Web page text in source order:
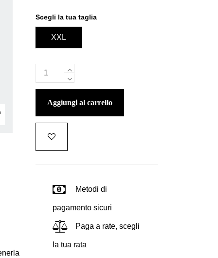
Scegli la tua taglia
XXL
aggiungi al carrello
Metodi di
pagamento sicuri
Paga a rate, scegli
la tua rata